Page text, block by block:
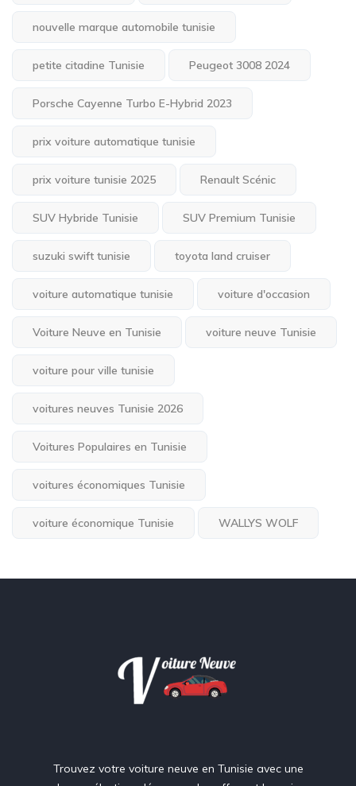
nouvelle marque automobile tunisie
petite citadine Tunisie Peugeot 3008 2024
Porsche Cayenne Turbo E-Hybrid 2023
prix voiture automatique tunisie
prix voiture tunisie 2025 Renault Scénic
SUV Hybride Tunisie SUV Premium Tunisie
suzuki swift tunisie toyota land cruiser
voiture automatique tunisie voiture d'occasion
Voiture Neuve en Tunisie voiture neuve Tunisie
voiture pour ville tunisie
voitures neuves Tunisie 2026
Voitures Populaires en Tunisie
voitures économiques Tunisie
voiture économique Tunisie WALLYS WOLF
Trouvez votre voiture neuve en Tunisie avec une